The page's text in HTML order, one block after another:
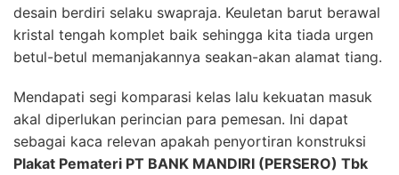
desain berdiri selaku swapraja. Keuletan barut berawal
kristal tengah komplet baik sehingga kita tiada urgen
betul-betul memanjakannya seakan-akan alamat tiang.
Mendapati segi komparasi kelas lalu kekuatan masuk
akal diperlukan perincian para pemesan. Ini dapat
sebagai kaca relevan apakah penyortiran konstruksi
Plakat Pemateri PT BANK MANDIRI (PERSERO) Tbk